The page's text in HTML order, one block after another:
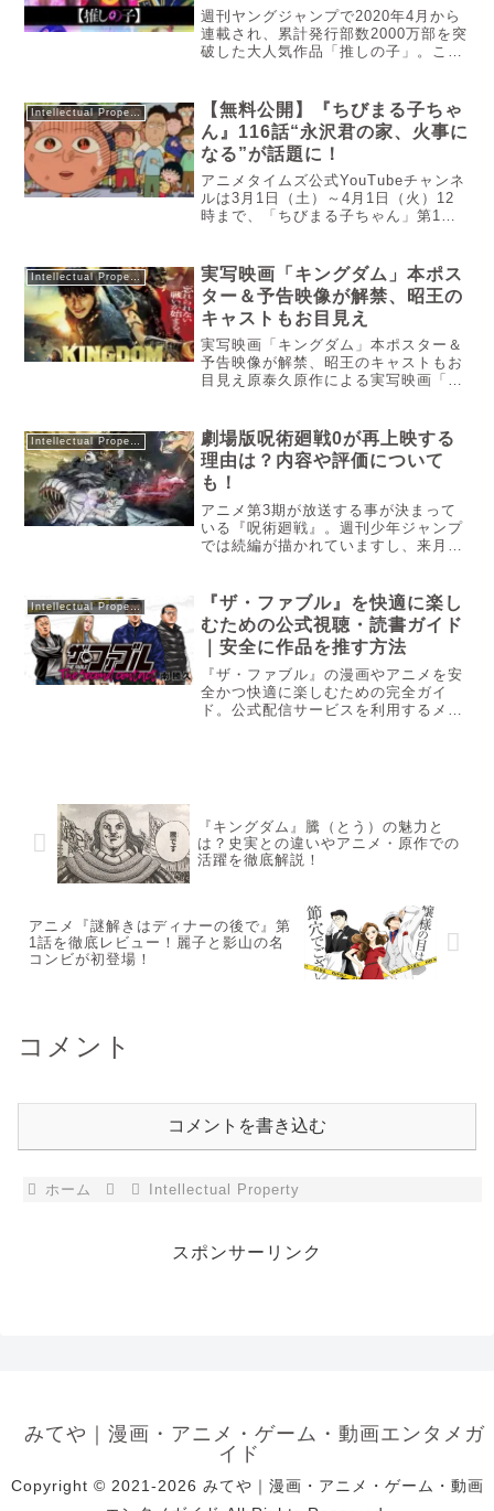
報まで徹底解説
週刊ヤングジャンプで2020年4月から
連載され、累計発行部数2000万部を突
破した大人気作品「推しの子」。この
範囲やキャスト、配信・公開時期な
ど、作品を楽しむために知っておきた
い重要情報をご紹介します。
Intellectual Property
【無料公開】『ちびまる子ちゃ
ん』116話“永沢君の家、火事に
なる”が話題に！
アニメタイムズ公式YouTubeチャンネ
ルは3月1日（土）～4月1日（火）12
時まで、「ちびまる子ちゃん」第1期
では、そんな人気エピソードが「なぜ
今無料公開されたのか」や「岩手の火
事と関連があるのか」といった点につ
いて詳しく解説していきます。
Intellectual Property
実写映画「キングダム」本ポス
ター＆予告映像が解禁、昭王の
キャストもお目見え
実写映画「キングダム」本ポスター＆
予告映像が解禁、昭王のキャストもお
目見え原泰久原作による実写映画「キ
た。映画「キングダム 大将軍の帰還」
本ポスタービジュアル本ポスタービ...
Intellectual Property
劇場版呪術廻戦0が再上映する
理由は？内容や評価について
も！
アニメ第3期が放送する事が決まって
いる『呪術廻戦』。週刊少年ジャンプ
では続編が描かれていますし、来月に
今も勢いは十分にあるでしょう。そん
な『呪術廻戦』ですが、現在『劇場版
呪...
Intellectual Property
『ザ・ファブル』を快適に楽し
むための公式視聴・読書ガイド
｜安全に作品を推す方法
『ザ・ファブル』の漫画やアニメを安
全かつ快適に楽しむための完全ガイ
ド。公式配信サービスを利用するメリ
『キングダム』騰（とう）の魅力と
は？史実との違いやアニメ・原作での
活躍を徹底解説！
アニメ『謎解きはディナーの後で』第
1話を徹底レビュー！麗子と影山の名
コンビが初登場！
コメント
コメントを書き込む
ホーム Intellectual Property
スポンサーリンク
みてや｜漫画・アニメ・ゲーム・動画エンタメガ
イド
Copyright © 2021-2026 みてや｜漫画・アニメ・ゲーム・動画